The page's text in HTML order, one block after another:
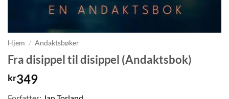
Hjem / Andaktsbøker
Fra disippel til disippel (Andaktsbok)
kr349